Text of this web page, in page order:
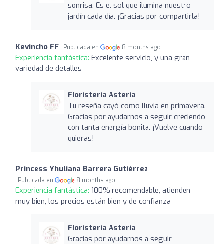
sonrisa. Es el sol que ilumina nuestro
jardín cada día. ¡Gracias por compartirla!
Kevincho FF Publicada en 8 months ago
Experiencia fantástica: Excelente servicio, y una gran
variedad de detalles
Floristería Asteria
Tu reseña cayó como lluvia en primavera.
Gracias por ayudarnos a seguir creciendo
con tanta energía bonita. ¡Vuelve cuando
quieras!
Princess Yhuliana Barrera Gutiérrez
Publicada en 8 months ago
Experiencia fantástica: 100% recomendable, atienden
muy bien, los precios están bien y de confianza
Floristería Asteria
Gracias por ayudarnos a seguir